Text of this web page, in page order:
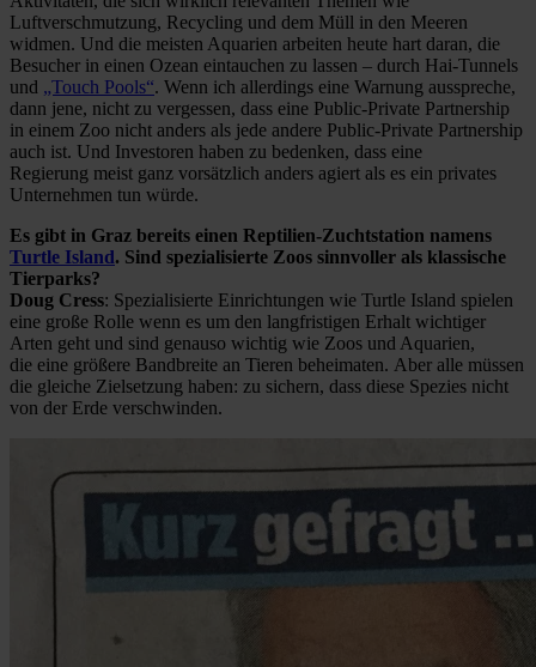
Luftverschmutzung, Recycling und dem Müll in den Meeren
widmen. Und die meisten Aquarien arbeiten heute hart daran, die
Besucher in einen Ozean eintauchen zu lassen – durch Hai-Tunnels
und „Touch Pools“. Wenn ich allerdings eine Warnung ausspreche,
dann jene, nicht zu vergessen, dass eine Public-Private Partnership
in einem Zoo nicht anders als jede andere Public-Private Partnership
auch ist. Und Investoren haben zu bedenken, dass eine
Regierung meist ganz vorsätzlich anders agiert als es ein privates
Unternehmen tun würde.
Es gibt in Graz bereits einen Reptilien-Zuchtstation namens
Turtle Island. Sind spezialisierte Zoos sinnvoller als klassische
Tierparks?
Doug Cress: Spezialisierte Einrichtungen wie Turtle Island spielen
eine große Rolle wenn es um den langfristigen Erhalt wichtiger
Arten geht und sind genauso wichtig wie Zoos und Aquarien,
die eine größere Bandbreite an Tieren beheimaten. Aber alle müssen
die gleiche Zielsetzung haben: zu sichern, dass diese Spezies nicht
von der Erde verschwinden.